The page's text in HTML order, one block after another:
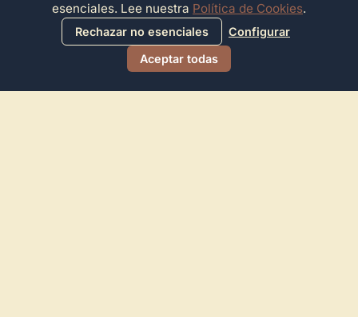
esenciales. Lee nuestra Política de Cookies.
Rechazar no esenciales
Configurar
Aceptar todas